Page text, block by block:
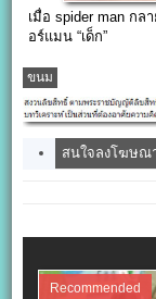
เมื่อ spider man กล
อร์แมน “เด็ก”
ขนม
สนใจลงโฆษณ
Recommended